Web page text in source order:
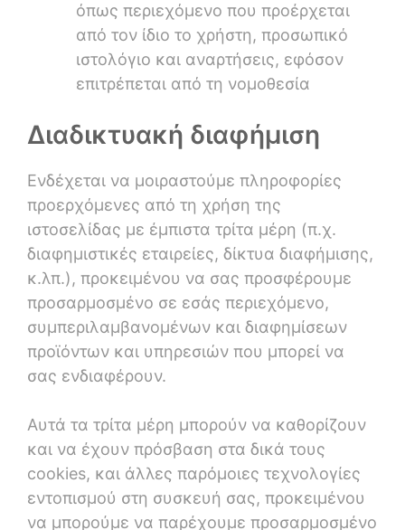
όπως περιεχόμενο που προέρχεται
από τον ίδιο το χρήστη, προσωπικό
ιστολόγιο και αναρτήσεις, εφόσον
επιτρέπεται από τη νομοθεσία
Διαδικτυακή διαφήμιση
Ενδέχεται να μοιραστούμε πληροφορίες
προερχόμενες από τη χρήση της
ιστοσελίδας με έμπιστα τρίτα μέρη (π.χ.
διαφημιστικές εταιρείες, δίκτυα διαφήμισης,
κ.λπ.), προκειμένου να σας προσφέρουμε
προσαρμοσμένο σε εσάς περιεχόμενο,
συμπεριλαμβανομένων και διαφημίσεων
προϊόντων και υπηρεσιών που μπορεί να
σας ενδιαφέρουν.
Αυτά τα τρίτα μέρη μπορούν να καθορίζουν
και να έχουν πρόσβαση στα δικά τους
cookies, και άλλες παρόμοιες τεχνολογίες
εντοπισμού στη συσκευή σας, προκειμένου
να μπορούμε να παρέχουμε προσαρμοσμένο